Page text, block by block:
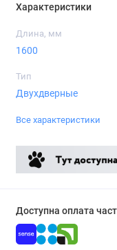
Характеристики
Длина, мм
1600
Тип
Двухдверные
Все характеристики
Доступна оплата